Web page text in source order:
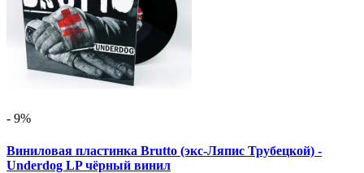
- 9%
Виниловая пластинка Brutto (экс-Ляпис Трубецкой) -
Underdog LP чёрный винил